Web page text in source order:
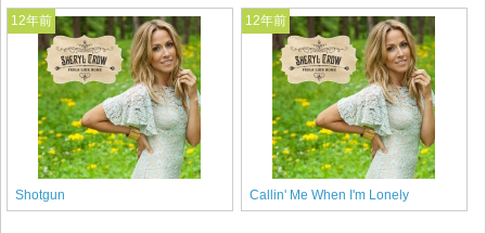
12年前
Shotgun
12年前
Callin' Me When I'm Lonely